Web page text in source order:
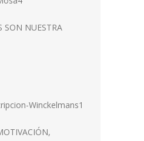
SON NUESTRA